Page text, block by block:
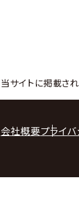
当サイトに掲載さ
会社概要プライ